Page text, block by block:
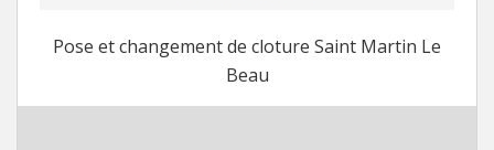
Pose et changement de cloture Saint Martin Le
Beau